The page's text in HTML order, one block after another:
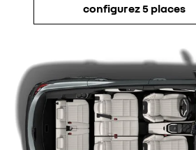
configurez 5 places